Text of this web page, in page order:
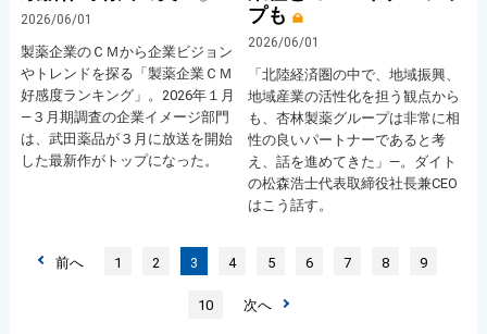
2026/06/01
製薬企業のＣＭから企業ビジョン
やトレンドを探る「製薬企業ＣＭ
好感度ランキング」。2026年１月
―３月期調査の企業イメージ部門
は、武田薬品が３月に放送を開始
した最新作がトップになった。
プも
2026/06/01
「北陸経済圏の中で、地域振興、
地域産業の活性化を担う観点から
も、杏林製薬グループは非常に相
性の良いパートナーであると考
え、話を進めてきた」―。ダイト
の松森浩士代表取締役社長兼CEO
はこう話す。
前へ 1 2 3 4 5 6 7 8 9
10 次へ